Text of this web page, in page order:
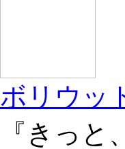
ボリウッ
『きっ